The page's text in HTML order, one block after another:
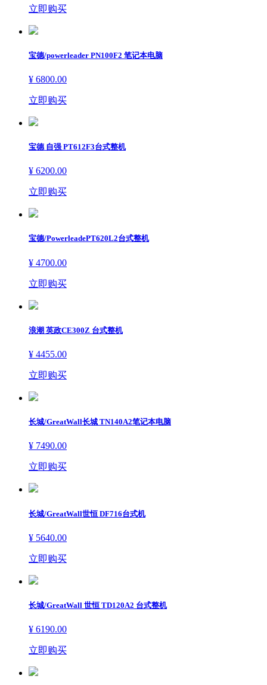
立即购买
宝德/powerleader PN100F2 笔记本电脑
¥ 6800.00
立即购买
宝德 自强 PT612F3台式整机
¥ 6200.00
立即购买
宝德/PowerleadePT620L2台式整机
¥ 4700.00
立即购买
浪潮 英政CE300Z 台式整机
¥ 4455.00
立即购买
长城/GreatWall长城 TN140A2笔记本电脑
¥ 7490.00
立即购买
长城/GreatWall世恒 DF716台式机
¥ 5640.00
立即购买
长城/GreatWall 世恒 TD120A2 台式整机
¥ 6190.00
立即购买